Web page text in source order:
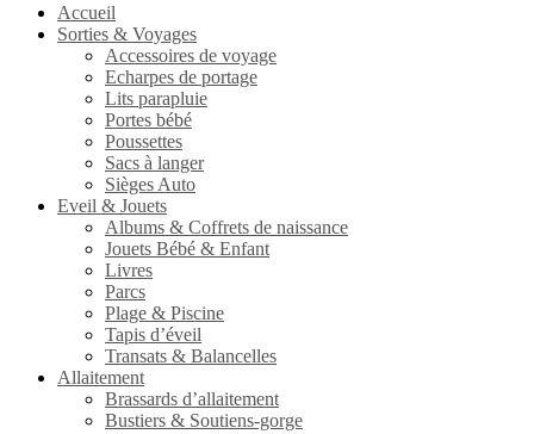
Accueil
Sorties & Voyages
Accessoires de voyage
Echarpes de portage
Lits parapluie
Portes bébé
Poussettes
Sacs à langer
Sièges Auto
Eveil & Jouets
Albums & Coffrets de naissance
Jouets Bébé & Enfant
Livres
Parcs
Plage & Piscine
Tapis d’éveil
Transats & Balancelles
Allaitement
Brassards d’allaitement
Bustiers & Soutiens-gorge